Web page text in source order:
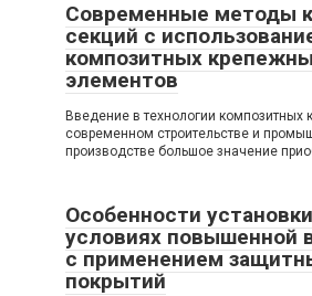
Современные методы
секций с
композитных
элементов
Введение в технологии композитных
современном строительстве и
производстве большое значение
Особенности
условиях повышенной
с применением
покрытий